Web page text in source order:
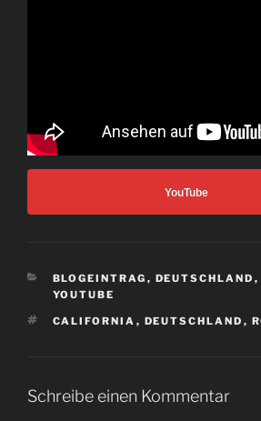
YouTube
KATEGORIEN
BLOGEINTRAG , DEUTSCHLAND ,
YOUTUBE
SCHLAGWÖRTER
CALIFORNIA , DEUTSCHLAND ,
Schreibe einen Kommentar